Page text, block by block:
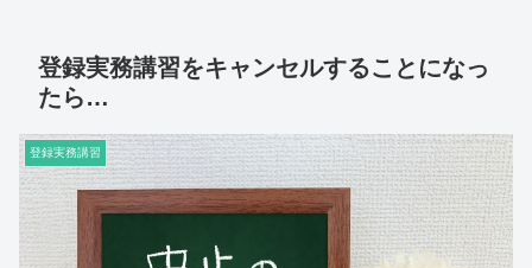
登録実務講習をキャンセルすることになっ
たら…
登録実務講習